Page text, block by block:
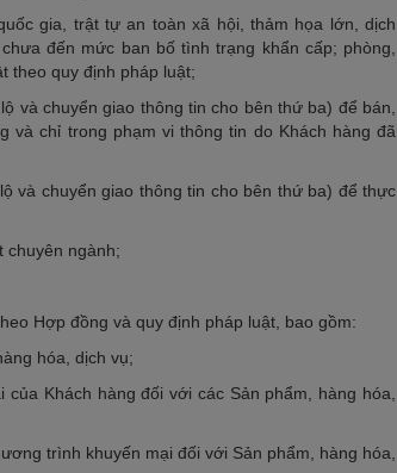
gia, trật tự an toàn xã hội, thảm họa lớn, dịch
đến mức ban bố tình trạng khẩn cấp; phòng,
theo quy định pháp luật;
và chuyển giao thông tin cho bên thứ ba) để bán,
và chỉ trong phạm vi thông tin do Khách hàng đã
và chuyển giao thông tin cho bên thứ ba) để thực
chuyên ngành;
Hợp đồng và quy định pháp luật, bao gồm:
hóa, dịch vụ;
Khách hàng đối với các Sản phẩm, hàng hóa,
trình khuyến mại đối với Sản phẩm, hàng hóa,